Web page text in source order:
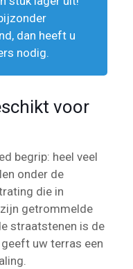
dan heeft u
nodig.
voor
begrip: heel veel
onder de
die in
getrommelde
straatstenen is de
uw terras een